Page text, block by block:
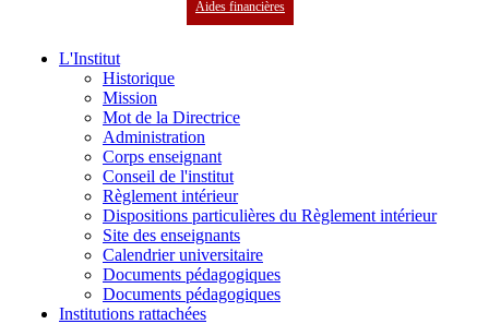
Aides financières
L'Institut
Historique
Mission
Mot de la Directrice
Administration
Corps enseignant
Conseil de l'institut
Règlement intérieur
Dispositions particulières du Règlement intérieur
Site des enseignants
Calendrier universitaire
Documents pédagogiques
Documents pédagogiques
Institutions rattachées